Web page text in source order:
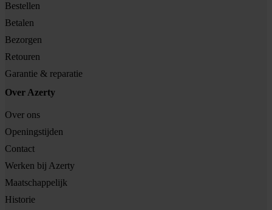
Bestellen
Betalen
Bezorgen
Retouren
Garantie & reparatie
Over Azerty
Over ons
Openingstijden
Contact
Werken bij Azerty
Maatschappelijk
Historie